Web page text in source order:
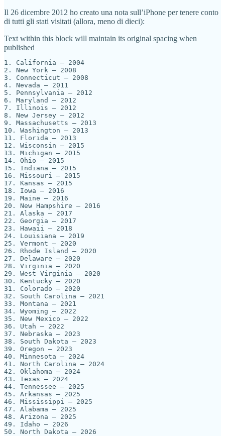
Il 26 dicembre 2012 ho creato una nota sull’iPhone per tenere conto
di tutti gli stati visitati (allora, meno di dieci):
Text within this block will maintain its original spacing when
published
1. California — 2004
2. New York — 2008
3. Connecticut — 2008
4. Nevada — 2011
5. Pennsylvania — 2012
6. Maryland — 2012
7. Illinois — 2012
8. New Jersey — 2012
9. Massachusetts — 2013
10. Washington — 2013
11. Florida — 2013
12. Wisconsin — 2015
13. Michigan — 2015
14. Ohio — 2015
15. Indiana — 2015
16. Missouri — 2015
17. Kansas — 2015
18. Iowa — 2016
19. Maine — 2016
20. New Hampshire — 2016
21. Alaska — 2017
22. Georgia — 2017
23. Hawaii — 2018
24. Louisiana — 2019
25. Vermont — 2020
26. Rhode Island — 2020
27. Delaware — 2020
28. Virginia — 2020
29. West Virginia — 2020
30. Kentucky — 2020
31. Colorado — 2020
32. South Carolina — 2021
33. Montana — 2021
34. Wyoming — 2022
35. New Mexico — 2022
36. Utah — 2022
37. Nebraska — 2023
38. South Dakota — 2023
39. Oregon — 2023
40. Minnesota — 2024
41. North Carolina — 2024
42. Oklahoma — 2024
43. Texas — 2024
44. Tennessee — 2025
45. Arkansas — 2025
46. Mississippi — 2025
47. Alabama — 2025
48. Arizona — 2025
49. Idaho — 2026
50. North Dakota — 2026